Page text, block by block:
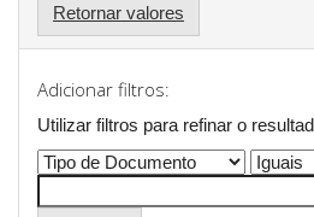
Retornar valores
Adicionar filtros:
Utilizar filtros para refinar o